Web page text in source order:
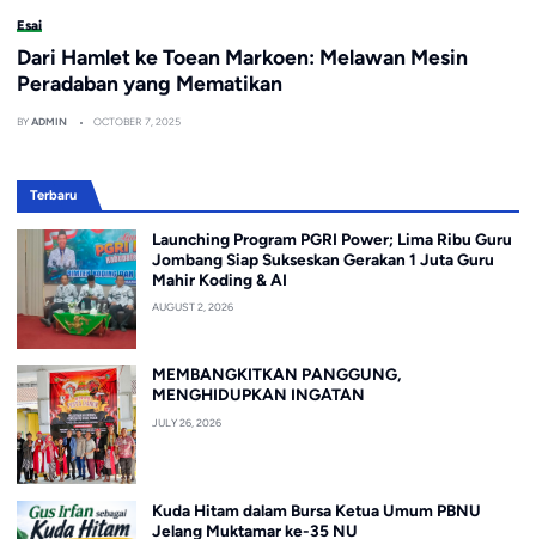
Esai
Dari Hamlet ke Toean Markoen: Melawan Mesin
Peradaban yang Mematikan
BYADMIN OCTOBER 7, 2025
Terbaru
Launching Program PGRI Power; Lima Ribu Guru
Jombang Siap Sukseskan Gerakan 1 Juta Guru
Mahir Koding & AI
AUGUST 2, 2026
MEMBANGKITKAN PANGGUNG,
MENGHIDUPKAN INGATAN
JULY 26, 2026
Kuda Hitam dalam Bursa Ketua Umum PBNU
Jelang Muktamar ke-35 NU